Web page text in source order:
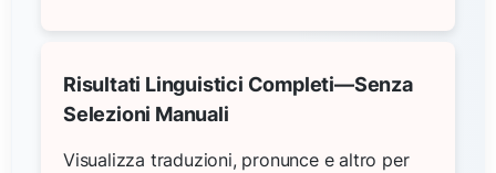
Risultati Linguistici Completi—Senza
Selezioni Manuali
Visualizza traduzioni, pronunce e altro per